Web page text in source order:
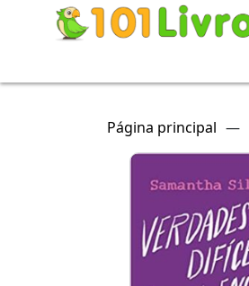
Página principal —